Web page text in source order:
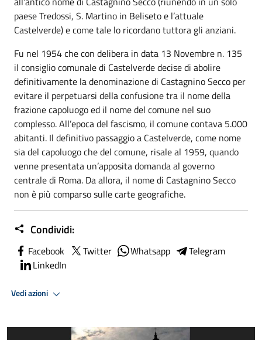
paese Tredossi, S. Martino in Beliseto e l’attuale
Castelverde) e come tale lo ricordano tuttora gli anziani.
Fu nel 1954 che con delibera in data 13 Novembre n. 135
il consiglio comunale di Castelverde decise di abolire
definitivamente la denominazione di Castagnino Secco per
evitare il perpetuarsi della confusione tra il nome della
frazione capoluogo ed il nome del comune nel suo
complesso. All’epoca del fascismo, il comune contava 5.000
abitanti. Il definitivo passaggio a Castelverde, come nome
sia del capoluogo che del comune, risale al 1959, quando
venne presentata un’apposita domanda al governo
centrale di Roma. Da allora, il nome di Castagnino Secco
non è più comparso sulle carte geografiche.
Condividi:
Facebook Twitter Whatsapp
Telegram
LinkedIn
Vedi azioni